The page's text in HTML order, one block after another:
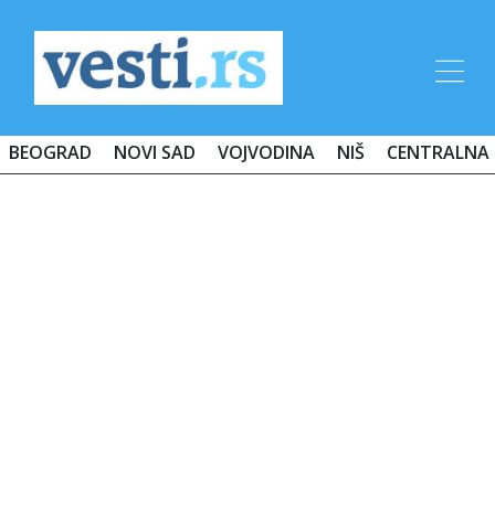
BEOGRAD NOVI SAD VOJVODINA NIŠ CENTRALNA